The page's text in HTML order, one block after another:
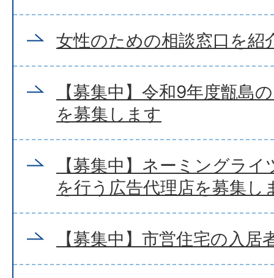
女性のための相談窓口を紹
【募集中】令和9年度甑島
を募集します
【募集中】ネーミングラ
を行う広告代理店を募集し
【募集中】市営住宅の入